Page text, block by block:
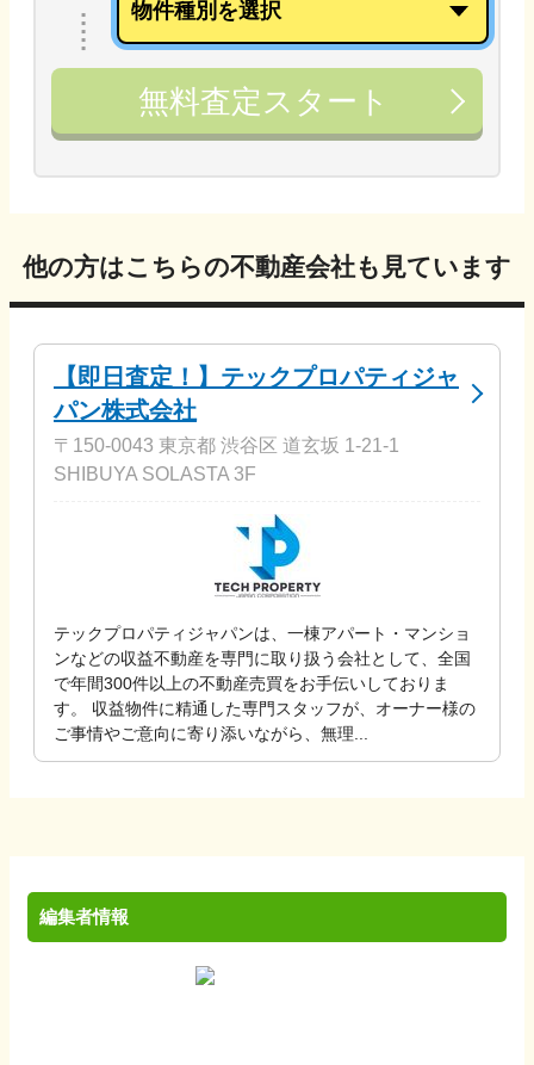
無料査定スタート
他の方はこちらの不動産会社も見ています
【即日査定！】テックプロパティジャ
パン株式会社
〒150-0043 東京都 渋谷区 道玄坂 1-21-1
SHIBUYA SOLASTA 3F
テックプロパティジャパンは、一棟アパート・マンショ
ンなどの収益不動産を専門に取り扱う会社として、全国
で年間300件以上の不動産売買をお手伝いしておりま
す。 収益物件に精通した専門スタッフが、オーナー様の
ご事情やご意向に寄り添いながら、無理...
編集者情報